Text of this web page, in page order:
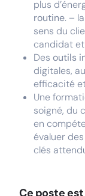
plus
routine. –
sens du
candidat
Des outils
digitales,
efficacité
Une
soigné, du
en
évaluer
clés
Ce poste